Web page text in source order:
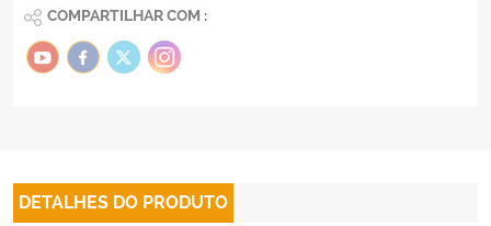
COMPARTILHAR COM :
DETALHES DO PRODUTO